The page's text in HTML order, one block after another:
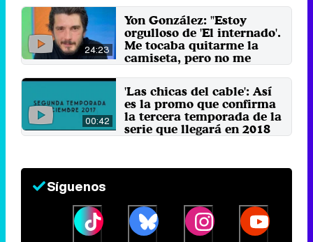
24:23
Yon González: "Estoy
orgulloso de 'El internado'.
Me tocaba quitarme la
camiseta, pero no me
molestaba"
15 de abril 2022
00:42
'Las chicas del cable': Así
es la promo que confirma
la tercera temporada de la
serie que llegará en 2018
Síguenos